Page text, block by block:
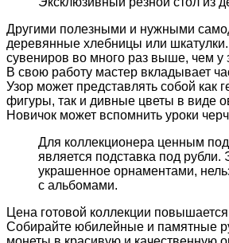
Другими полезными и нужными
деревянные хлебницы или
сувениров во много раз выше, чем у
В свою работу мастер вкладывает
Узор может представлять собой как
фигуры, так и дивные цветы в виде
Новичок может вспомнить уроки
Для коллекционера ценным
является подставка под рубли.
украшенное орнаментами,
с альбомами.
Цена готовой коллекции повышается
Собирайте юбилейные и памятные